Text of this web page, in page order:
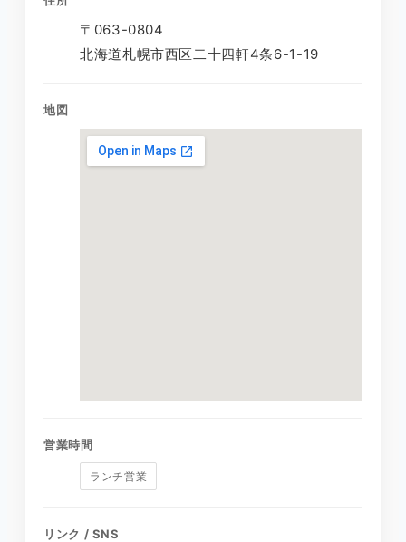
〒063-0804
北海道札幌市西区二十四軒4条6-1-19
地図
営業時間
ランチ営業
リンク / SNS